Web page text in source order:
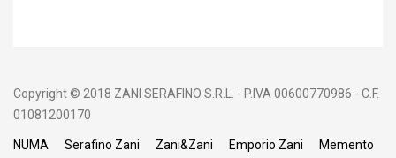
Copyright © 2018 ZANI SERAFINO S.R.L. - P.IVA 00600770986 - C.F.
01081200170
NUMA Serafino Zani Zani&Zani Emporio Zani
Memento